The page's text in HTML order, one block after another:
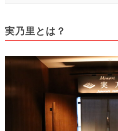
実乃里とは？